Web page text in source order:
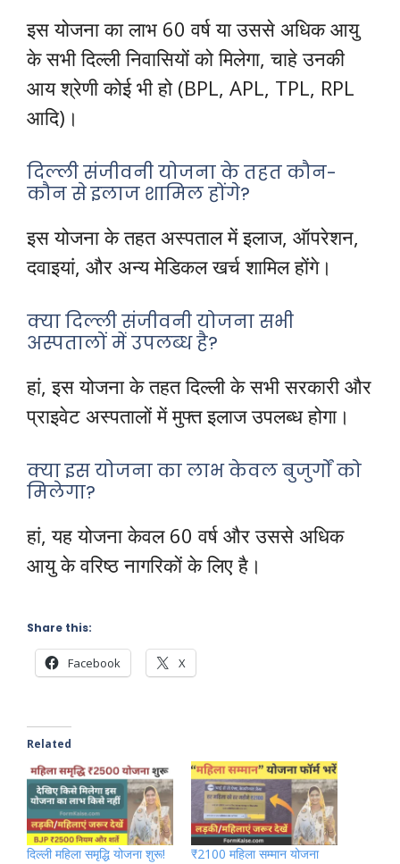
इस योजना का लाभ 60 वर्ष या उससे अधिक आयु
के सभी दिल्ली निवासियों को मिलेगा, चाहे उनकी
आय श्रेणी कोई भी हो (BPL, APL, TPL, RPL
आदि)।
दिल्ली संजीवनी योजना के तहत कौन-
कौन से इलाज शामिल होंगे?
इस योजना के तहत अस्पताल में इलाज, ऑपरेशन,
दवाइयां, और अन्य मेडिकल खर्च शामिल होंगे।
क्या दिल्ली संजीवनी योजना सभी
अस्पतालों में उपलब्ध है?
हां, इस योजना के तहत दिल्ली के सभी सरकारी और
प्राइवेट अस्पतालों में मुफ्त इलाज उपलब्ध होगा।
क्या इस योजना का लाभ केवल बुजुर्गों को
मिलेगा?
हां, यह योजना केवल 60 वर्ष और उससे अधिक
आयु के वरिष्ठ नागरिकों के लिए है।
Share this:
Facebook X
Related
दिल्ली महिला समृद्धि योजना शुरू!
₹2100 महिला सम्मान योजना